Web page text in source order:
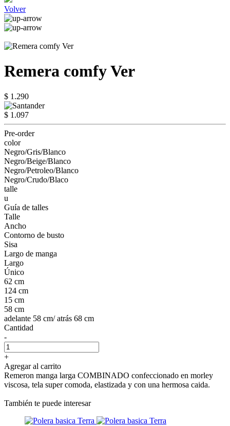
Volver
Remera comfy Ver
$ 1.290
$ 1.097
Pre-order
color
Negro/Gris/Blanco
Negro/Beige/Blanco
Negro/Petroleo/Blanco
Negro/Crudo/Blaco
talle
u
Guía de talles
Talle
Ancho
Contorno de busto
Sisa
Largo de manga
Largo
Único
62 cm
124 cm
15 cm
58 cm
adelante 58 cm/ atrás 68 cm
Cantidad
-
+
Agregar al carrito
Remeron manga larga COMBINADO confeccionado en morley
viscosa, tela super comoda, elastizada y con una hermosa caida.
También te puede interesar